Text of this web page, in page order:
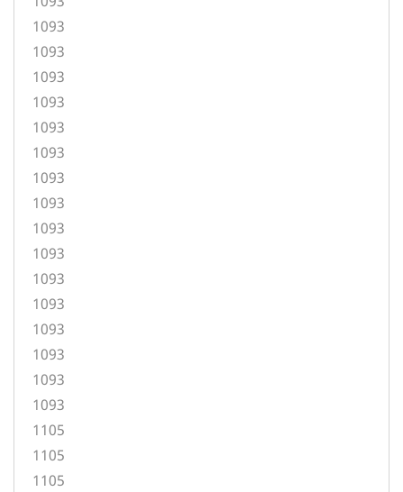
1093
1093
1093
1093
1093
1093
1093
1093
1093
1093
1093
1093
1093
1093
1093
1093
1105
1105
1105